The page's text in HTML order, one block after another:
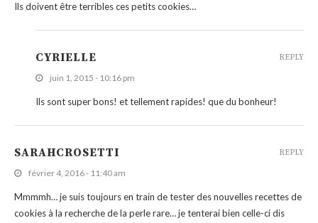
Ils doivent être terribles ces petits cookies…
CYRIELLE
juin 1, 2015 - 10:16 pm
Ils sont super bons! et tellement rapides! que du bonheur!
REPLY
SARAHCROSETTI
février 4, 2016 - 11:40 am
Mmmmh… je suis toujours en train de tester des nouvelles recettes de
cookies à la recherche de la perle rare… je tenterai bien celle-ci dis
REPLY